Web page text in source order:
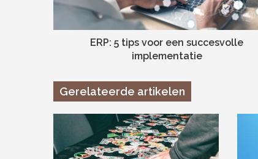
ERP: 5 tips voor een succesvolle
implementatie
Gerelateerde artikelen